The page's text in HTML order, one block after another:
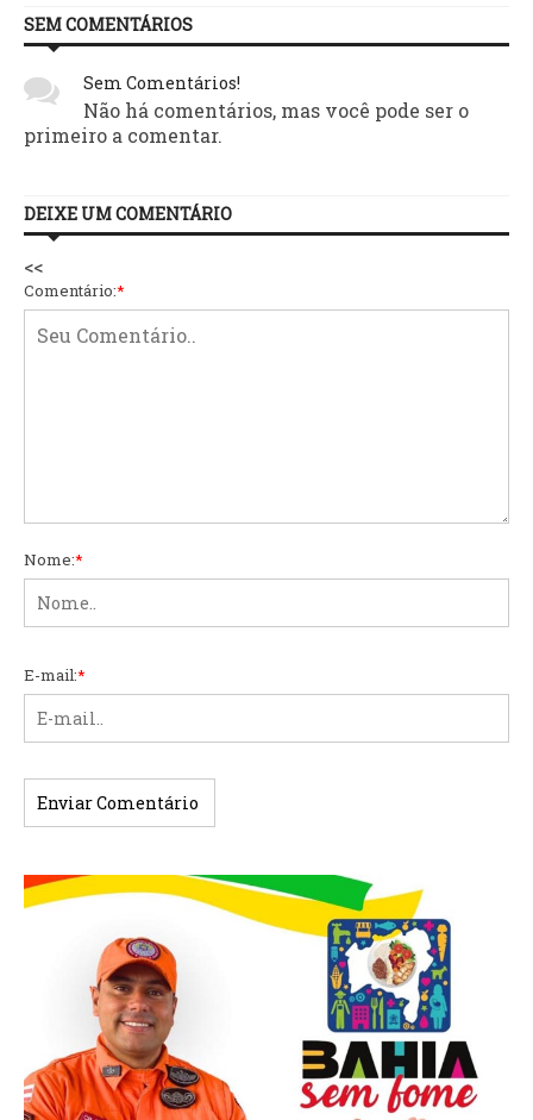
SEM COMENTÁRIOS
Sem Comentários!
Não há comentários, mas você pode ser o
primeiro a comentar.
DEIXE UM COMENTÁRIO
<<
Comentário:*
Nome:*
E-mail:*